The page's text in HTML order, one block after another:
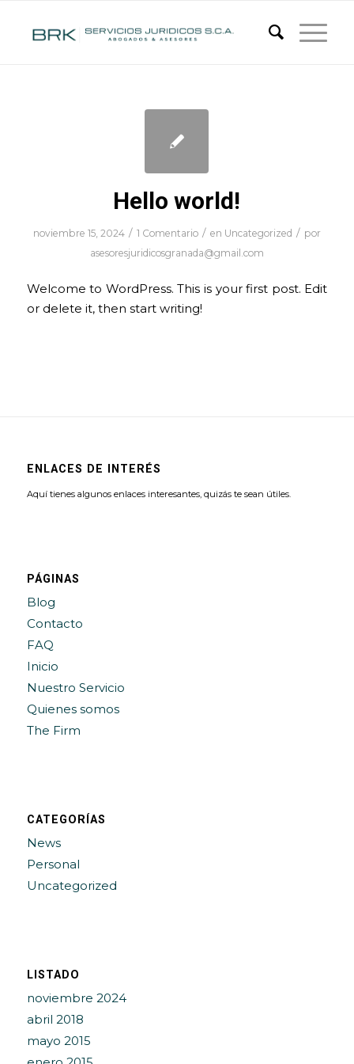
Hello world!
noviembre 15, 2024 / 1 Comentario / en Uncategorized / por
asesoresjuridicosgranada@gmail.com
Welcome to WordPress. This is your first post. Edit
or delete it, then start writing!
ENLACES DE INTERÉS
Aquí tienes algunos enlaces interesantes, quizás te sean útiles.
PÁGINAS
Blog
Contacto
FAQ
Inicio
Nuestro Servicio
Quienes somos
The Firm
CATEGORÍAS
News
Personal
Uncategorized
LISTADO
noviembre 2024
abril 2018
mayo 2015